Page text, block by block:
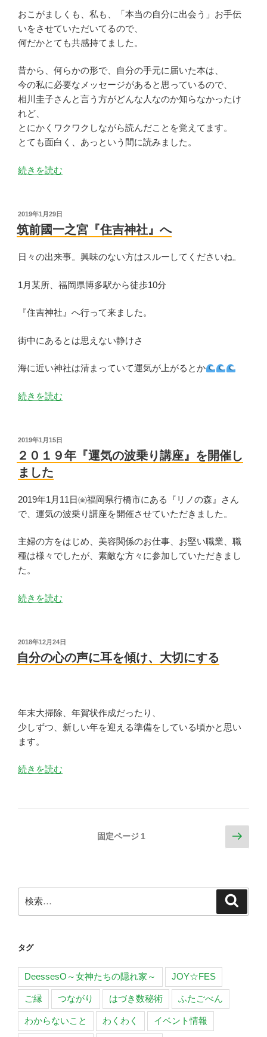
おこがましくも、私も、「本当の自分に出会う」お手伝
いをさせていただいてるので、
何だかとても共感持てました。
昔から、何らかの形で、自分の手元に届いた本は、
今の私に必要なメッセージがあると思っているので、
相川圭子さんと言う方がどんな人なのか知らなかったけ
れど、
とにかくワクワクしながら読んだことを覚えてます。
とても面白く、あっという間に読みました。
“降
ぐ
メ
セ
ジ
出
う
イ
ン
続きを読む
投
稿
日:
2019年1月29日
筑前國一之宮『住吉神社』へ
日々の出来事。興味のない方はスルーしてくださいね。
1月某所、福岡県博多駅から徒歩10分
『住吉神社』へ行って来ました。
街中にあるとは思えない静けさ
海に近い神社は清まっていて運気が上がるとか
“筑
一
之
宮
『住
吉
神
へ”
の
続きを読む
投
稿
日:
2019年1月15日
２０１９年『運気の波乗り講座』を開催し
ました
2019年1月11日㈮福岡県行橋市にある『リノの森』さん
で、運気の波乗り講座を開催させていただきました。
主婦の方をはじめ、美容関係のお仕事、お堅い職業、職
種は様々でしたが、素敵な方々に参加していただきまし
た。
“２
９
年
波
乗
り
座』
続きを読む
投
稿
日:
2018年12月24日
自分の心の声に耳を傾け、大切にする
年末大掃除、年賀状作成だったり、
少しずつ、新しい年を迎える準備をしている頃かと思い
ます。
“自
傾
に
す
続きを読む
ー
ジ
り
固定ページ 1
次
の
ジ
索:
タグ
DeessesO～女神たちの隠れ家～ JOY☆FES
ご縁 つながり はづき数秘術 ふたごべん
わからないこと わくわく イベント情報